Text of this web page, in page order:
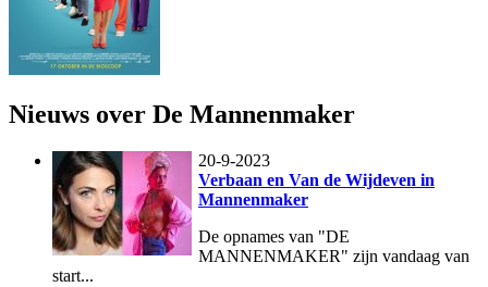
Nieuws over De Mannenmaker
20-9-2023
Verbaan en Van de Wijdeven in
Mannenmaker
De opnames van "DE
MANNENMAKER" zijn vandaag van
start...